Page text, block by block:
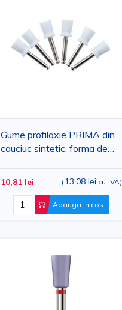
Gume profilaxie PRIMA din
cauciuc sintetic, forma de
10,81 lei ( 13,08 lei cuTVA)
Adauga in cos